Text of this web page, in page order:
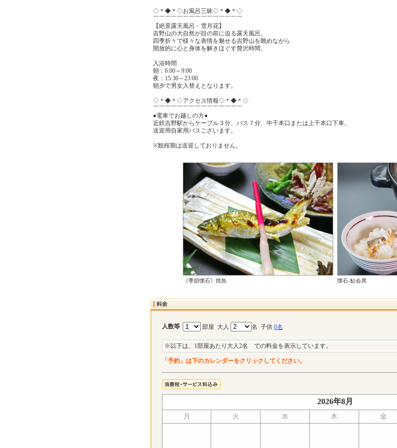
◇＊◆＊◇お風呂三昧◇＊◆＊◇
￣￣￣￣￣￣￣￣￣￣￣￣￣￣￣
【絶景露天風呂・雪月花】
吉野山の大自然が目の前に迫る露天風呂。
四季折々で様々な表情を魅せる吉野山を眺めながら
開放的に心と身体を解きほぐす贅沢時間。
入浴時間
朝：6:00～9:00
夜：15:30～23:00
朝夕で男女入替えとなります。
◇＊◆＊◇アクセス情報◇＊◆＊◇
￣￣￣￣￣￣￣￣￣￣￣￣￣￣￣
●電車でお越しの方●
近鉄吉野駅からケーブル３分、バス７分、中千本口または上千本口下車。
送迎用自家用バスございます。
※観桜期は送迎しておりません。
《季節懐石》焼魚 懐石-鮎会席
人数等 部屋 大人 名 子供 0名
※以下は、1部屋あたり大人2名 での料金を表示しています。
「予約」は下のカレンダーをクリックしてください。
2026年8月
月 火 水 木 金